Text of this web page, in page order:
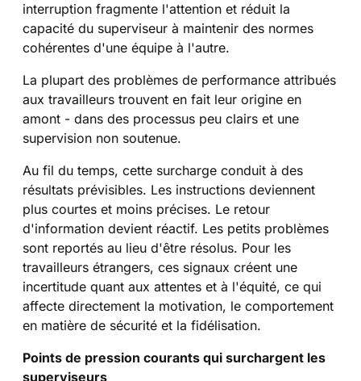
interruption fragmente l'attention et réduit la
capacité du superviseur à maintenir des normes
cohérentes d'une équipe à l'autre.
La plupart des problèmes de performance attribués
aux travailleurs trouvent en fait leur origine en
amont - dans des processus peu clairs et une
supervision non soutenue.
Au fil du temps, cette surcharge conduit à des
résultats prévisibles. Les instructions deviennent
plus courtes et moins précises. Le retour
d'information devient réactif. Les petits problèmes
sont reportés au lieu d'être résolus. Pour les
travailleurs étrangers, ces signaux créent une
incertitude quant aux attentes et à l'équité, ce qui
affecte directement la motivation, le comportement
en matière de sécurité et la fidélisation.
Points de pression courants qui surchargent les
superviseurs